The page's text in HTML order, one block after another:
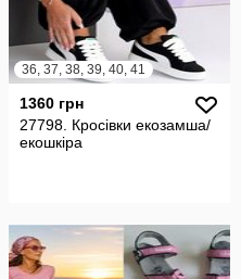
36, 37, 38, 39, 40, 41
1360 грн
27798. Кросівки екозамша/
екошкіра